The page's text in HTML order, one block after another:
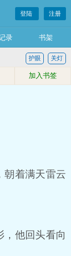
登陆 注册
录 书架
关灯
护眼
加入书签
着满天雷云
他回头看向